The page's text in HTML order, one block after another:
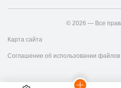
© 2026 — Все
Карта сайта
Соглашение об использовании